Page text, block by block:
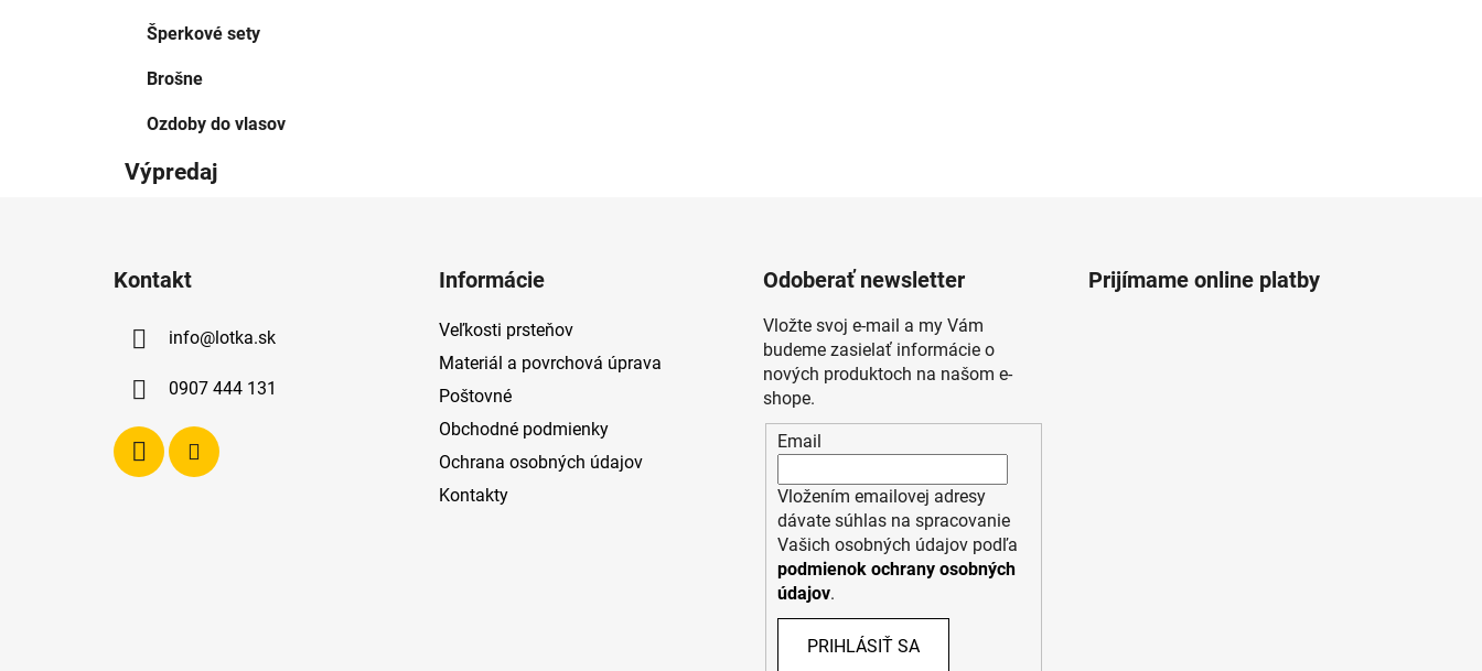
Šperkové sety
Brošne
Ozdoby do vlasov
Výpredaj
Kontakt
info@lotka.sk
0907 444 131
Informácie
Veľkosti prsteňov
Materiál a povrchová úprava
Poštovné
Obchodné podmienky
Ochrana osobných údajov
Kontakty
Odoberať newsletter
Vložte svoj e-mail a my Vám
budeme zasielať informácie o
nových produktoch na našom e-
shope.
Email
Vložením emailovej adresy
dávate súhlas na spracovanie
Vašich osobných údajov podľa
podmienok ochrany osobných
údajov.
PRIHLÁSIŤ SA
Prijímame online platby